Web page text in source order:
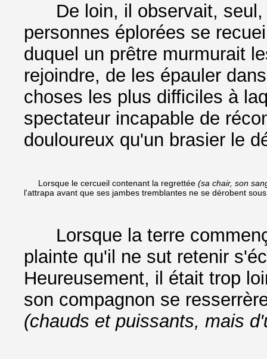
De loin, il observait, seul,
personnes éplorées se
duquel un prêtre murmurait
rejoindre, de les épauler
choses les plus difficiles à
spectateur incapable de
douloureux qu'un brasier le
Lorsque le cercueil contenant la regrettée (sa chair, son
l'attrapa avant que ses jambes tremblantes ne se dérobent
Lorsque la terre
plainte qu'il ne sut retenir
Heureusement, il était trop
son compagnon se
(chauds et puissants, mais